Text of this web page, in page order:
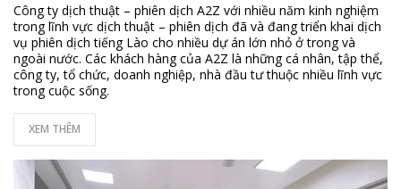
Công ty dịch thuật – phiên dịch A2Z với nhiều năm kinh nghiệm
trong lĩnh vực dịch thuật – phiên dịch đã và đang triển khai dịch
vụ phiên dịch tiếng Lào cho nhiều dự án lớn nhỏ ở trong và
ngoài nước. Các khách hàng của A2Z là những cá nhân, tập thể,
công ty, tổ chức, doanh nghiệp, nhà đầu tư thuộc nhiều lĩnh vực
trong cuộc sống.
XEM THÊM